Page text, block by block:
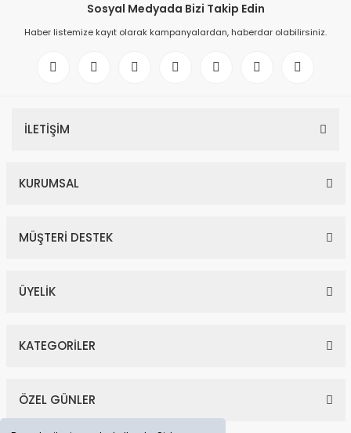
Sosyal Medyada Bizi Takip Edin
Haber listemize kayıt olarak kampanyalardan, haberdar olabilirsiniz.
İLETİŞİM
KURUMSAL
MÜŞTERİ DESTEK
ÜYELİK
KATEGORİLER
ÖZEL GÜNLER